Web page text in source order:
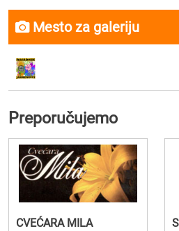
Mesto za galeriju
Preporučujemo
CVEĆARA MILA